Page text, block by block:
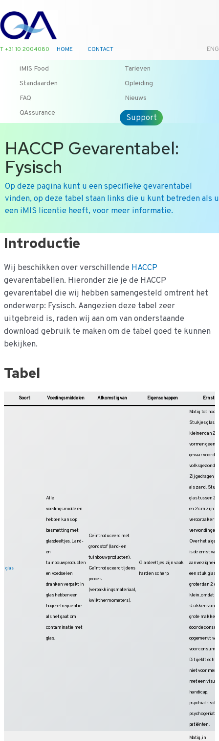
T +31 10 2004080 HOME CONTACT ENG
iMIS Food
Tarieven
Standaarden
Opleiding
FAQ
Nieuws
QAssurance
Support
HACCP Gevarentabel:
Fysisch
Op deze pagina kunt u een specifieke gevarentabel
vinden, op deze tabel staan links die u kunt betreden als u
een iMIS licentie heeft, voor meer informatie.
Ga
naar
inhoud
Introductie
Wij beschikken over verschillende HACCP
gevarentabellen. Hieronder zie je de HACCP
gevarentabel die wij hebben samengesteld omtrent het
onderwerp: Fysisch. Aangezien deze tabel zeer
uitgebreid is, raden wij aan om van onderstaande
download gebruik te maken om de tabel goed te kunnen
bekijken.
Tabel
Soort Voedingsmiddelen Afkomstig van Eigenschappen Ernst
glas
Alle
voedingsmiddelen
hebben kans op
besmetting met
glasdeeltjes. Land-
en
tuinbouwproducten
en voedsel en
dranken verpakt in
glas hebben een
hogere frequentie
als het gaat om
contaminatie met
glas.
Geïntroduceerd met
grondstof (land- en
tuinbouwproducten).
Geïntroduceerd tijdens
proces
(verpakkingsmateriaal,
kwikthermometers).
Glasdeeltjes zijn vaak
hard en scherp.
Matig tot hoog.
Stukjes glas
kleiner dan 2
vormen geen
gevaar voor de
Zij gedragen
als zand.
glas tussen 2
en 2 cm zijn
veroorzaker
verwondingen.
Over het
is de ernst van
aanwezigheid
een stuk glas
groter dan 2
klein, omdat
stukken van
grote
door de
opgemerkt
voor
Dit geldt
niet voor
met een
handicap,
patiënten.
Matig, in